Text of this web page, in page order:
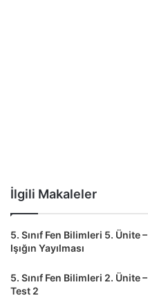
İlgili Makaleler
5. Sınıf Fen Bilimleri 5. Ünite –
Işığın Yayılması
5. Sınıf Fen Bilimleri 2. Ünite –
Test 2